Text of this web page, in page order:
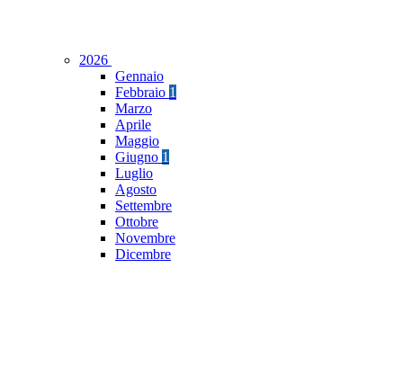
2026
Gennaio
Febbraio 1
Marzo
Aprile
Maggio
Giugno 1
Luglio
Agosto
Settembre
Ottobre
Novembre
Dicembre